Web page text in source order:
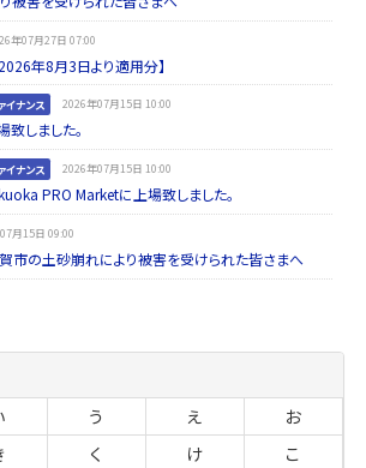
年07月27日 07:00
年8月3日より適用分】
イナンス 2026年07月15日 10:00
しました。
イナンス 2026年07月15日 10:00
PRO Marketに上場致しました。
月15日 09:00
市の土砂崩れにより被害を受けられた皆さまへ
う え
お
く け
こ